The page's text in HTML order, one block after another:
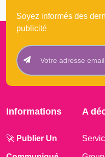
Soyez informés des
publicité
Informations
🚀 Publier Un
A